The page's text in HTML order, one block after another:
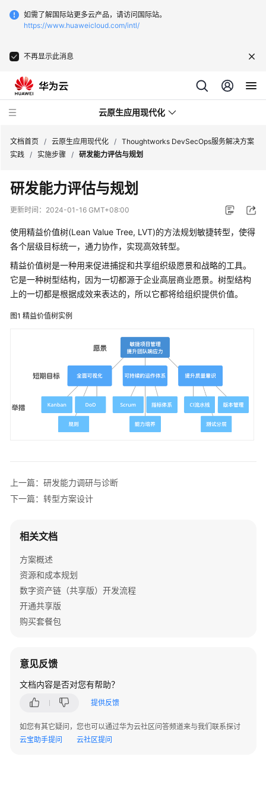
如需了解国际站更多云产品，请访问国际站。
https://www.huaweicloud.com/intl/
不再显示此消息
云原生应用现代化
华
为
云
字
资
管
理
基
集
转
换
DevSecOps
服
务
解
决
方
践
案
述
文档首页 / 云原生应用现代化 / Thoughtworks DevSecOps服务解决方案
实践 / 实施步骤 / 研发能力评估与规划
研发能力评估与规划
更新时间： 2024-01-16 GMT+08:00
使用精益价值树(Lean Value Tree, LVT)的方法规划敏捷转型，使得
各个层级目标统一，通力协作，实现高效转型。
精益价值树是一种用来促进捕捉和共享组织级愿景和战略的工具。
它是一种树型结构，因为一切都源于企业高层商业愿景。树型结构
上的一切都是根据成效来表达的，所以它都将给组织提供价值。
图1 精益价值树实例
上一篇：研发能力调研与诊断
下一篇：转型方案设计
相关文档
方案概述
资源和成本规划
数字资产链（共享版）开发流程
开通共享版
购买套餐包
意见反馈
文档内容是否对您有帮助？
提供反馈
如您有其它疑问，您也可以通过华为云社区问答频道来与我们联系探讨
云宝助手提问
云社区提问